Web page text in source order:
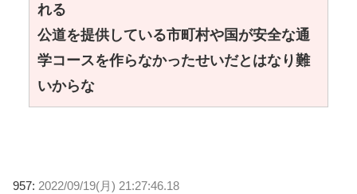
れる
公道を提供している市町村や国が安全な通
学コースを作らなかったせいだとはなり難
いからな
957: 2022/09/19(月) 21:27:46.18